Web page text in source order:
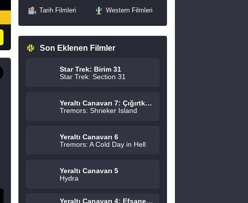
Tarih Filmleri Western Filmleri
Son Eklenen Filmler
Star Trek: Birim 31
Star Trek: Section 31
Yeraltı Canavarı 7: Çığırtkanlar Adası
Tremors: Shrieker Island
Yeraltı Canavarı 6
Tremors: A Cold Day in Hell
Yeraltı Canavarı 5
Hydra
Yeraltı Canavarı 4: Efsane Başlıyor